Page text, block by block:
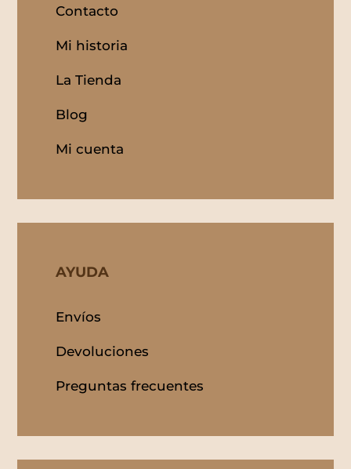
Contacto
Mi historia
La Tienda
Blog
Mi cuenta
AYUDA
Envíos
Devoluciones
Preguntas frecuentes